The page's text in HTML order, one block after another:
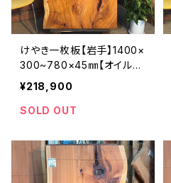
けやき一枚板【岩手】1400×
300~780×45㎜【オイル塗
装 仕上げ済み】
¥218,900
SOLD OUT